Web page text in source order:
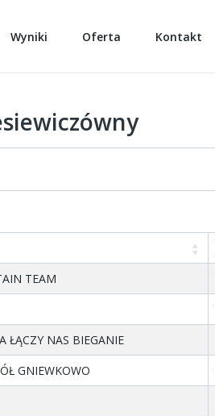
Wyniki Oferta Kontakt
TEAM
ŁĄCZY NAS BIEGANIE
GNIEWKOWO